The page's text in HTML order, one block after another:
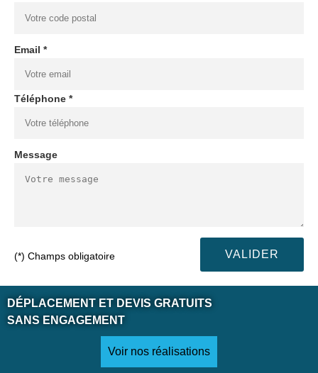
Email *
Téléphone *
Message
(*) Champs obligatoire
DÉPLACEMENT ET DEVIS GRATUITS
SANS ENGAGEMENT
Voir nos réalisations